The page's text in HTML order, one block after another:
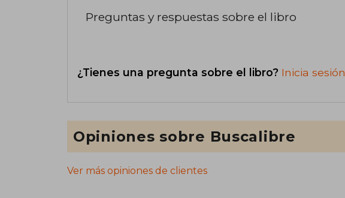
Preguntas y respuestas sobre el libro
¿Tienes una pregunta sobre el libro? Inicia sesión
Opiniones sobre Buscalibre
Ver más opiniones de clientes